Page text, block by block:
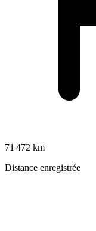
71 472 km
Distance enregistrée